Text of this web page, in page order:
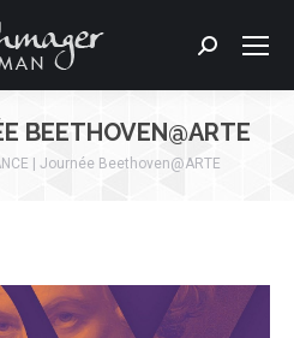
Search:
BEETHOVEN@ARTE
| Journée Beethoven@ARTE